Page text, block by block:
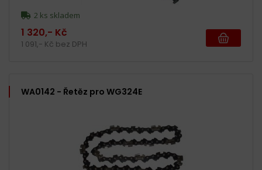
2 ks skladem
1 320,- Kč
1 091,- Kč bez DPH
WA0142 - Řetěz pro WG324E